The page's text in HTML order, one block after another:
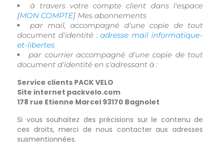
à travers votre compte client dans l'espace
[MON COMPTE] Mes abonnements
par mail, accompagné d'une copie de tout
document d'identité :adresse mail informatique-
et-libertes
par courrier accompagné d'une copie de tout
document d'identité en s'adressant à :
Service clients PACK VELO
Site internet packvelo.com
178 rue Etienne Marcel 93170 Bagnolet
Si vous souhaitez des précisions sur le contenu de
ces droits, merci de nous contacter aux adresses
susmentionnées.